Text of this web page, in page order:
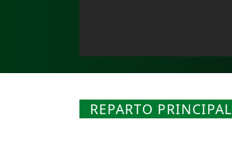
REPARTO PRINCIPAL